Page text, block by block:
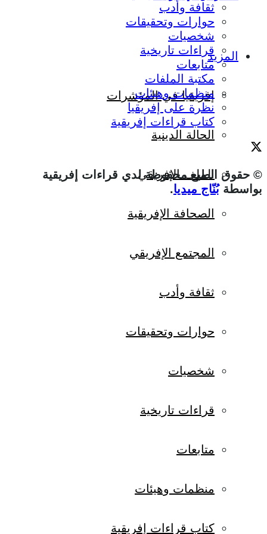
المزيد
إفريقيا في المؤشرات
الحالة الدينية
الملف الإفريقي
الصحافة الإفريقية
المجتمع الإفريقي
ثقافة وأدب
حوارات وتحقيقات
شخصيات
قراءات تاريخية
متابعات
منظمات وهيئات
كتاب قراءات إفريقية
ثقافة وأدب
حوارات وتحقيقات
شخصيات
قراءات تاريخية
متابعات
مكتبة الملفات
منظمات وهيئات
نظرة على إفريقيا
كتاب قراءات إفريقية
© حقوق الطبع محفوظة لدي قراءات إفريقية
بواسطةبُنّاج ميديا.